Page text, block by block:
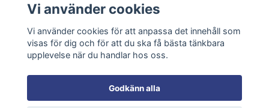
Sociala medier
Vi använder cookies
Vi använder cookies för att anpassa det innehåll som
visas för dig och för att du ska få bästa tänkbara
upplevelse när du handlar hos oss.
Godkänn alla